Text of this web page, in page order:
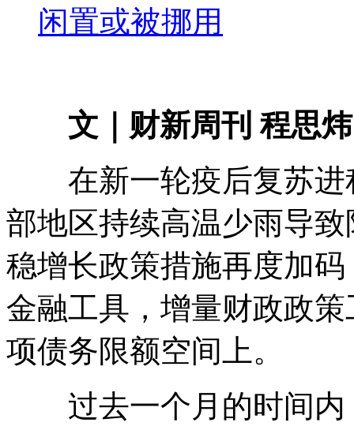
闲置或被挪用
文｜财新周刊 程思
在新一轮疫后复苏进
部地区持续高温少雨导
稳增长政策措施再度加
金融工具，增量财政政
项债务限额空间上。
过去一个月的时间内